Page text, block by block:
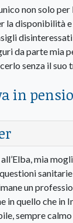
non solo
disponibilità
da parte mia
senza il suo
in
mia
un
in quello che
sempre